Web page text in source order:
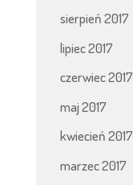
sierpień 2017
lipiec 2017
czerwiec 2017
maj 2017
kwiecień 2017
marzec 2017